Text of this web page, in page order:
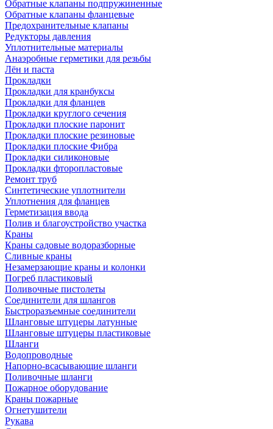
Обратные клапаны подпружиненные
Обратные клапаны фланцевые
Предохранительные клапаны
Редукторы давления
Уплотнительные материалы
Анаэробные герметики для резьбы
Лён и паста
Прокладки
Прокладки для кранбуксы
Прокладки для фланцев
Прокладки круглого сечения
Прокладки плоские паронит
Прокладки плоские резиновые
Прокладки плоские Фибра
Прокладки силиконовые
Прокладки фторопластовые
Ремонт труб
Синтетические уплотнители
Уплотнения для фланцев
Герметизация ввода
Полив и благоустройство участка
Краны
Краны садовые водоразборные
Сливные краны
Незамерзающие краны и колонки
Погреб пластиковый
Поливочные пистолеты
Соединители для шлангов
Быстроразъемные соединители
Шланговые штуцеры латунные
Шланговые штуцеры пластиковые
Шланги
Водопроводные
Напорно-всасывающие шланги
Поливочные шланги
Пожарное оборудование
Краны пожарные
Огнетушители
Рукава